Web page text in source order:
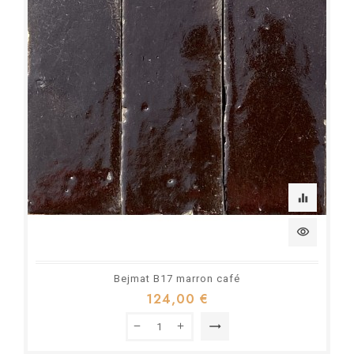
equalizer
visibility
Bejmat B17 marron café
124,00 €
trending_flat